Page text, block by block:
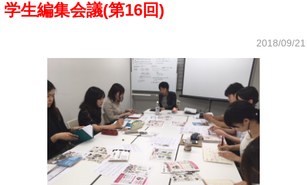
学生編集会議(第16回)
2018/09/21